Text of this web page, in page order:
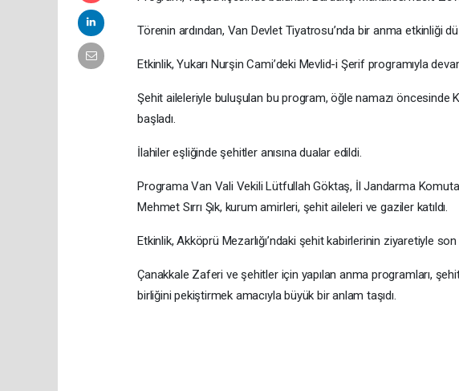
Törenin ardından, Van Devlet Tiyatrosu’nda bir anma etkinliği
Etkinlik, Yukarı Nurşin Cami’deki Mevlid-i Şerif programıyla
Şehit aileleriyle buluşulan bu program, öğle namazı öncesinde
başladı.
İlahiler eşliğinde şehitler anısına dualar edildi.
Programa Van Vali Vekili Lütfullah Göktaş, İl Jandarma
Mehmet Sırrı Şık, kurum amirleri, şehit aileleri ve gaziler katıldı.
Etkinlik, Akköprü Mezarlığı’ndaki şehit kabirlerinin ziyaretiyle
Çanakkale Zaferi ve şehitler için yapılan anma programları,
birliğini pekiştirmek amacıyla büyük bir anlam taşıdı.